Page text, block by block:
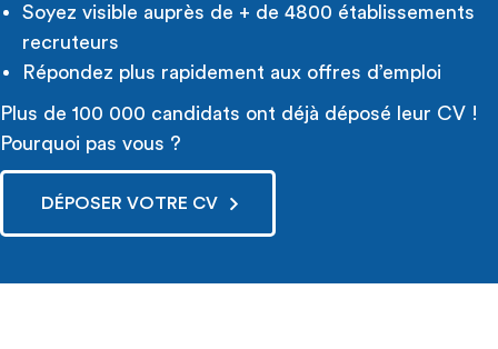
Soyez visible auprès de + de 4800 établissements
recruteurs
Répondez plus rapidement aux offres d’emploi
Plus de 100 000 candidats ont déjà déposé leur CV !
Pourquoi pas vous ?
DÉPOSER VOTRE CV